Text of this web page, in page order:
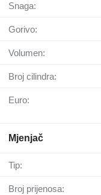
Snaga:
Gorivo:
Volumen:
Broj cilindra:
Euro:
Mjenjač
Tip:
Broj prijenosa: